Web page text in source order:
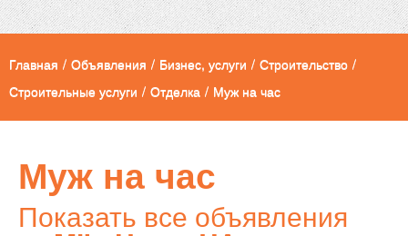
Главная / Объявления / Бизнес, услуги / Строительство /
Строительные услуги / Отделка / Муж на час
Муж на час
Показать все объявления